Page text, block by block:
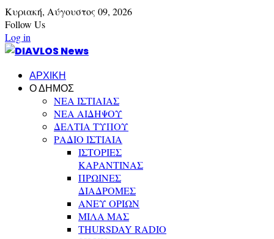
Κυριακή, Αύγουστος 09, 2026
Follow Us
Log in
ΑΡΧΙΚΗ
Ο ΔΗΜΟΣ
ΝΕΑ ΙΣΤΙΑΙΑΣ
ΝΕΑ ΑΙΔΗΨΟΥ
ΔΕΛΤΙΑ ΤΥΠΟΥ
ΡΑΔΙΟ ΙΣΤΙΑΙΑ
ΙΣΤΟΡΙΕΣ
ΚΑΡΑΝΤΙΝΑΣ
ΠΡΩΙΝΕΣ
ΔΙΑΔΡΟΜΕΣ
ΑΝΕΥ ΟΡΙΩΝ
ΜΙΛΑ ΜΑΣ
THURSDAY RADIO